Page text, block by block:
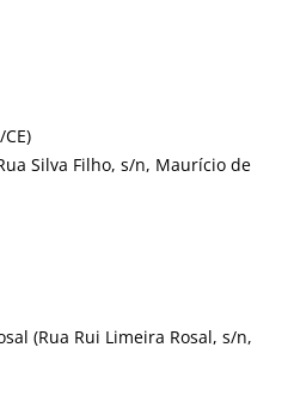
Silva Filho, s/n, Maurício de
(Rua Rui Limeira Rosal, s/n,